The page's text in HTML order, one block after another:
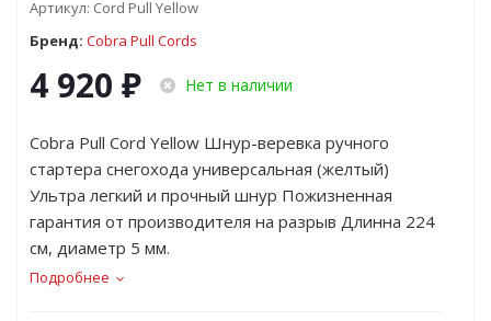
Артикул: Cord Pull Yellow
Бренд: Cobra Pull Cords
4 920 ₽ Нет в наличии
Cobra Pull Cord Yellow Шнур-веревка ручного
стартера снегохода универсальная (желтый)
Ультра легкий и прочный шнур Пожизненная
гарантия от производителя на разрыв Длинна 224
см, диаметр 5 мм.
Подробнее